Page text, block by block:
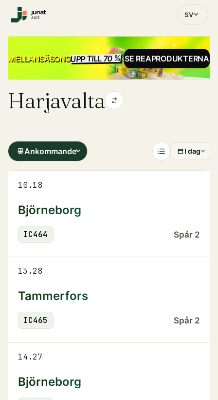
SV
MELLANSÄSONGUPP TILL 70 %REA
SE REAPRODUKTERNA
Harjavalta
Ankommande I dag
10.18
Björneborg
IC464 Spår 2
13.28
Tammerfors
IC465 Spår 2
14.27
Björneborg